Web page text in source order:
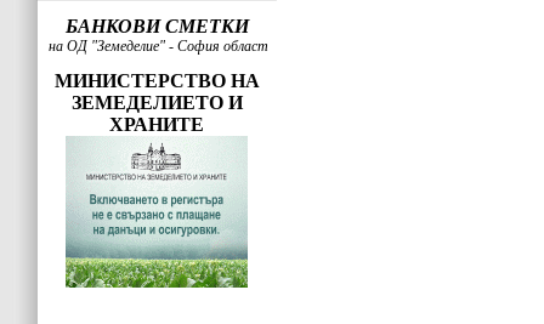
БАНКОВИ СМЕТКИ
на ОД "Земеделие" - София област
МИНИСТЕРСТВО НА
ЗЕМЕДЕЛИЕТО И
ХРАНИТЕ